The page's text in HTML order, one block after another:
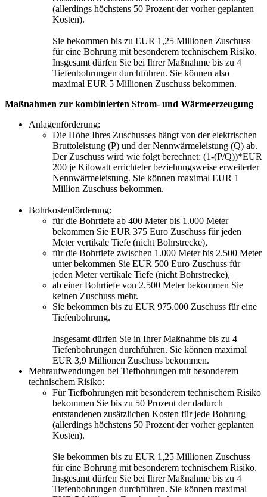
(allerdings höchstens 50 Prozent der vorher geplanten
Kosten).
Sie bekommen bis zu EUR 1,25 Millionen Zuschuss
für eine Bohrung mit besonderem technischem Risiko.
Insgesamt dürfen Sie bei Ihrer Maßnahme bis zu 4
Tiefenbohrungen durchführen. Sie können also
maximal EUR 5 Millionen Zuschuss bekommen.
Maßnahmen zur kombinierten Strom- und Wärmeerzeugung
Anlagenförderung:
Die Höhe Ihres Zuschusses hängt von der elektrischen
Bruttoleistung (P) und der Nennwärmeleistung (Q) ab.
Der Zuschuss wird wie folgt berechnet: (1-(P/Q))*EUR
200 je Kilowatt errichteter beziehungsweise erweiterter
Nennwärmeleistung. Sie können maximal EUR 1
Million Zuschuss bekommen.
Bohrkostenförderung:
für die Bohrtiefe ab 400 Meter bis 1.000 Meter
bekommen Sie EUR 375 Euro Zuschuss für jeden
Meter vertikale Tiefe (nicht Bohrstrecke),
für die Bohrtiefe zwischen 1.000 Meter bis 2.500 Meter
unter bekommen Sie EUR 500 Euro Zuschuss für
jeden Meter vertikale Tiefe (nicht Bohrstrecke),
ab einer Bohrtiefe von 2.500 Meter bekommen Sie
keinen Zuschuss mehr.
Sie bekommen bis zu EUR 975.000 Zuschuss für eine
Tiefenbohrung.
Insgesamt dürfen Sie in Ihrer Maßnahme bis zu 4
Tiefenbohrungen durchführen. Sie können maximal
EUR 3,9 Millionen Zuschuss bekommen.
Mehraufwendungen bei Tiefbohrungen mit besonderem
technischem Risiko:
Für Tiefbohrungen mit besonderem technischem Risiko
bekommen Sie bis zu 50 Prozent der dadurch
entstandenen zusätzlichen Kosten für jede Bohrung
(allerdings höchstens 50 Prozent der vorher geplanten
Kosten).
Sie bekommen bis zu EUR 1,25 Millionen Zuschuss
für eine Bohrung mit besonderem technischem Risiko.
Insgesamt dürfen Sie bei Ihrer Maßnahme bis zu 4
Tiefenbohrungen durchführen. Sie können maximal